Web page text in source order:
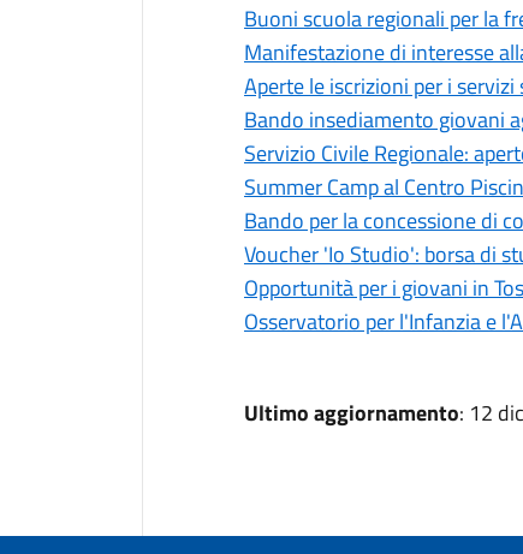
Buoni scuola regionali per la
Manifestazione di interesse
Aperte le iscrizioni per i
Bando insediamento giovani
Servizio Civile Regionale:
Summer Camp al Centro
Bando per la concessione di
Voucher 'Io Studio': borsa di
Opportunità per i giovani in
Osservatorio per l'Infanzia e
Ultimo aggiornamento: 12